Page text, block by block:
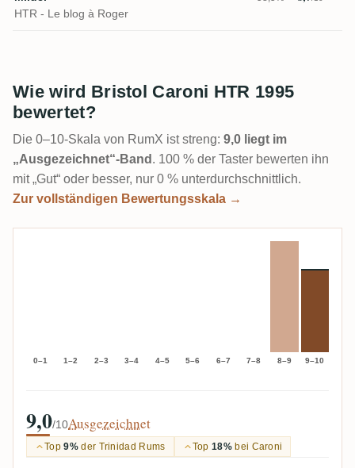
HTR - Le blog à Roger
Wie wird Bristol Caroni HTR 1995
bewertet?
Die 0–10-Skala von RumX ist streng: 9,0 liegt im
„Ausgezeichnet“-Band . 100 % der Taster bewerten ihn
mit „Gut“ oder besser, nur 0 % unterdurchschnittlich.
Zur vollständigen Bewertungsskala →
0–1 1–2 2–3 3–4 4–5 5–6 6–7 7–8 8–9 9–10
9,0/10Ausgezeichnet
Top9%der Trinidad Rums Top 18%bei Caroni